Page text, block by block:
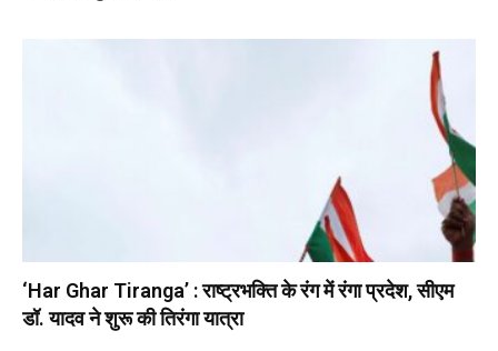
‘Har Ghar Tiranga’ : राष्ट्रभक्ति के रंग में रंगा प्रदेश, सीएम
डॉ. यादव ने शुरू की तिरंगा यात्रा